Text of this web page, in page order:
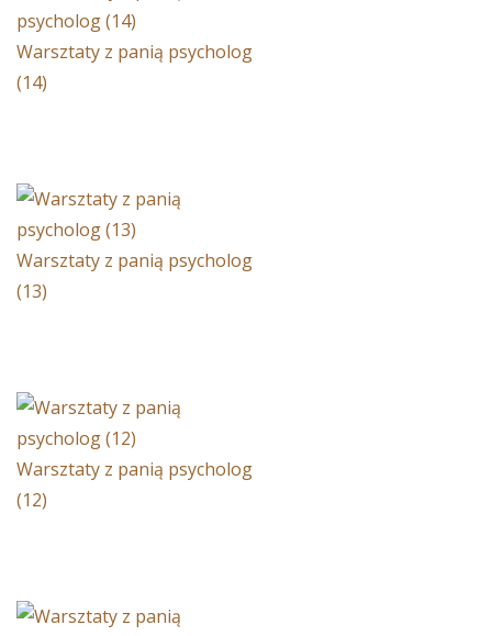
Warsztaty z panią psycholog
(14)
Warsztaty z panią psycholog
(13)
Warsztaty z panią psycholog
(12)